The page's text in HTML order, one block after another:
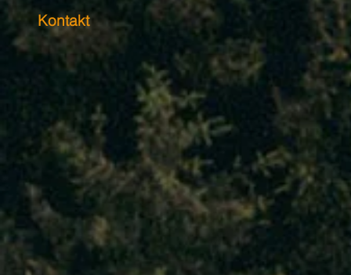
Kontakt